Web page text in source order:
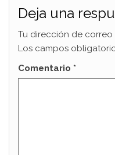
Deja una
Tu dirección de
Los campos
Comentario *